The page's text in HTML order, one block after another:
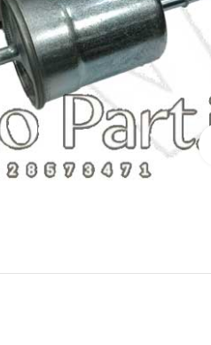
برای بزرگنمایی کلیک کنید